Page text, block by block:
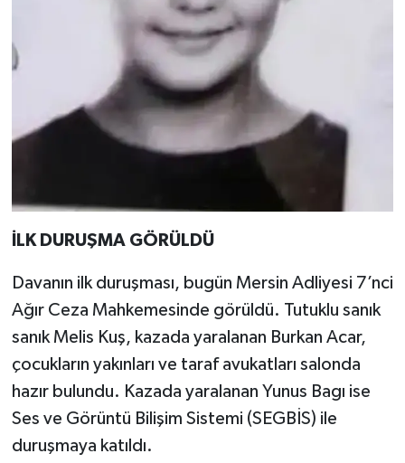
İLK DURUŞMA GÖRÜLDÜ
Davanın ilk duruşması, bugün Mersin Adliyesi 7’nci
Ağır Ceza Mahkemesinde görüldü. Tutuklu sanık
sanık Melis Kuş, kazada yaralanan Burkan Acar,
çocukların yakınları ve taraf avukatları salonda
hazır bulundu. Kazada yaralanan Yunus Bagı ise
Ses ve Görüntü Bilişim Sistemi (SEGBİS) ile
duruşmaya katıldı.